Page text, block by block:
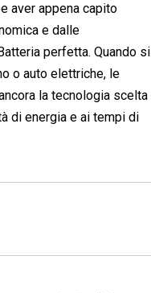
aver appena capito
e dalle
perfetta. Quando si
o auto elettriche, le
la tecnologia scelta
di energia e ai tempi di